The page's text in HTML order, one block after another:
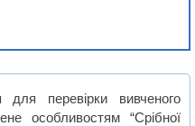
перевірки вивченого
особливостям “Срібної